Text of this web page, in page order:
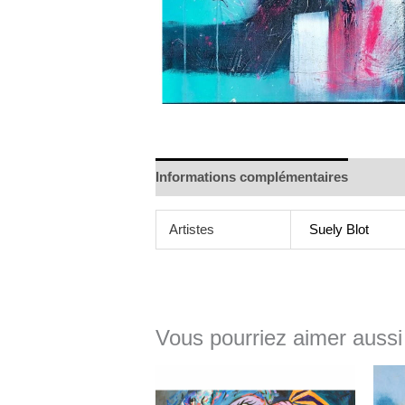
Informations complémentaires
Artistes Suely Blot
Vous pourriez aimer